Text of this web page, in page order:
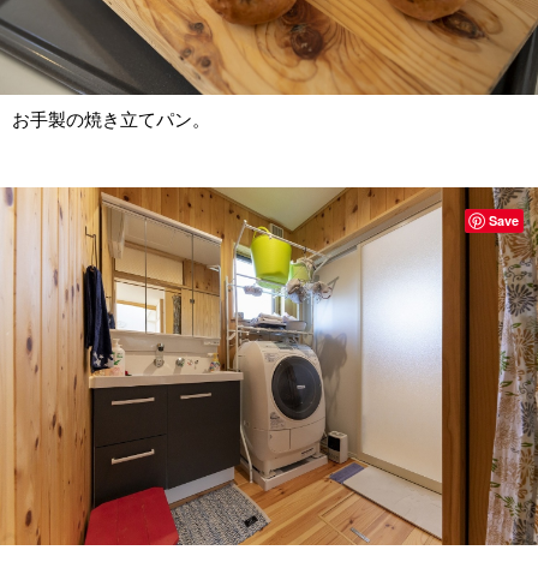
お手製の焼き立てパン。
Save